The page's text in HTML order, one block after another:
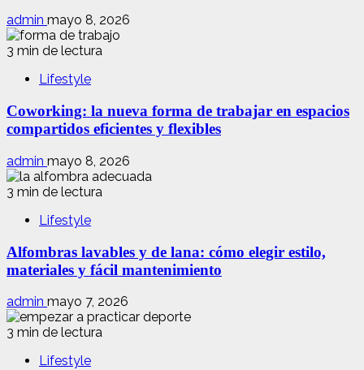
admin mayo 8, 2026
3 min de lectura
Lifestyle
Coworking: la nueva forma de trabajar en espacios
compartidos eficientes y flexibles
admin mayo 8, 2026
3 min de lectura
Lifestyle
Alfombras lavables y de lana: cómo elegir estilo,
materiales y fácil mantenimiento
admin mayo 7, 2026
3 min de lectura
Lifestyle